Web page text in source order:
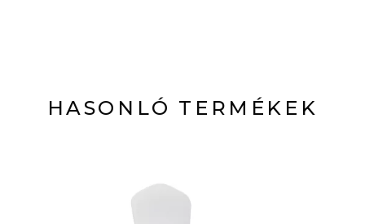
HASONLÓ TERMÉKEK